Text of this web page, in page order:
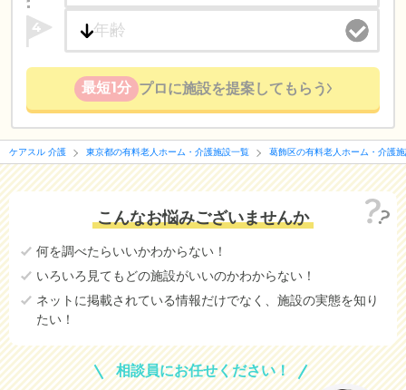
4
最短1分 プロに施設を提案してもらう
ケアスル 介護 東京都の有料老人ホーム・介護施設一覧 葛飾区の有料老人ホーム・介護
こんなお悩みございませんか
何を調べたらいいかわからない！
いろいろ見てもどの施設がいいのかわからない！
ネットに掲載されている情報だけでなく、施設の実態を知り
たい！
相談員にお任せください！